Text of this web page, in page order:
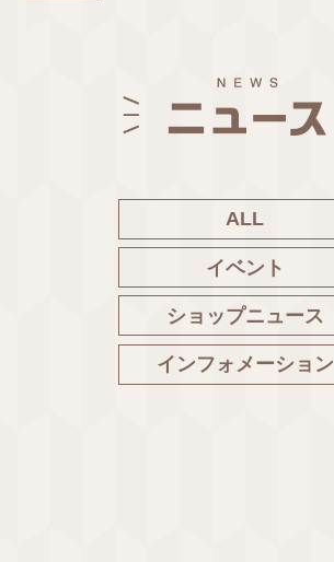
ALL
イベント
ショップニュース
インフォメーション